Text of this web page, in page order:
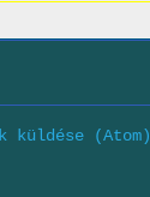
küldése (Atom)